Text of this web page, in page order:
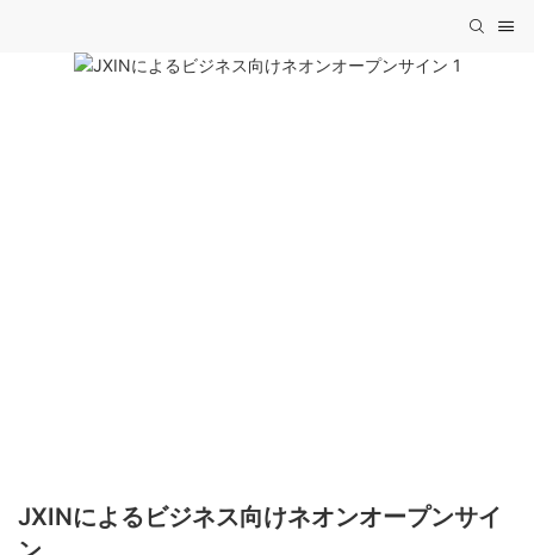
JXINによるビジネス向けネオンオープンサイ